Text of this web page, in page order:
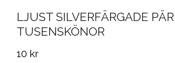
LJUST SILVERFÄRGADE
TUSENSKÖNOR
10 kr